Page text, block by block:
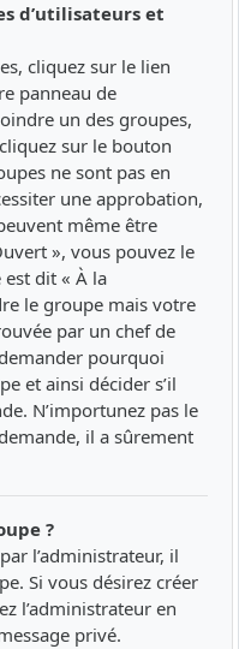
d’utilisateurs et
cliquez sur le lien
panneau de
un des groupes,
sur le bouton
ne sont pas en
une approbation,
même être
», vous pouvez le
dit « À la
le groupe mais votre
par un chef de
pourquoi
et ainsi décider s’il
N’importunez pas le
il a sûrement
?
l’administrateur, il
Si vous désirez créer
l’administrateur en
privé.